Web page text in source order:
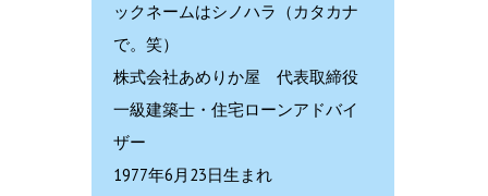
ックネームはシノハラ（カタカナ
で。笑）
株式会社あめりか屋 代表取締役
一級建築士・住宅ローンアドバイ
ザー
1977年6月23日生まれ